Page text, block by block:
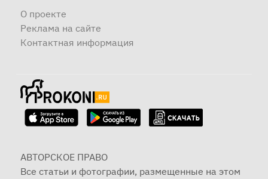
О проекте
Реклама на сайте
Контактная информация
АВТОРСКОЕ ПРАВО
Все статьи и фотографии, размещенные на этом